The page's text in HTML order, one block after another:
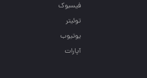
فیسبوک
توئیتر
یوتیوب
آپارات